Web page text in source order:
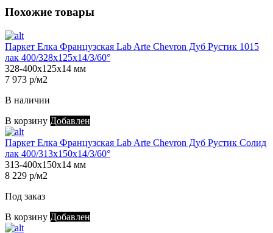
Похожие товары
Паркет Елка Французская Lab Arte Chevron Дуб Рустик 1015
лак 400/328х125х14/3/60°
328-400х125х14 мм
7 973 р/м2
В наличии
В корзину Добавлен
Паркет Елка Французская Lab Arte Chevron Дуб Рустик Солид
лак 400/313х150х14/3/60°
313-400х150х14 мм
8 229 р/м2
Под заказ
В корзину Добавлен